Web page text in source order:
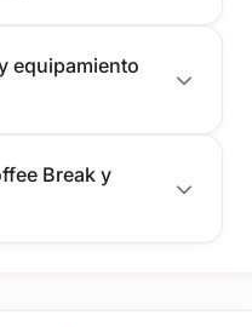
equipamiento
Break y